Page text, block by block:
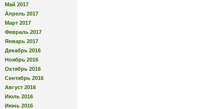
Май 2017
Апрель 2017
Март 2017
Февраль 2017
Январь 2017
Декабрь 2016
Ноябрь 2016
Октябрь 2016
Сентябрь 2016
Август 2016
Июль 2016
Июнь 2016